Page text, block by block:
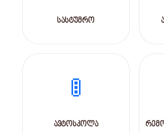
სასტუმრო
🚦
ავტოსკოლა